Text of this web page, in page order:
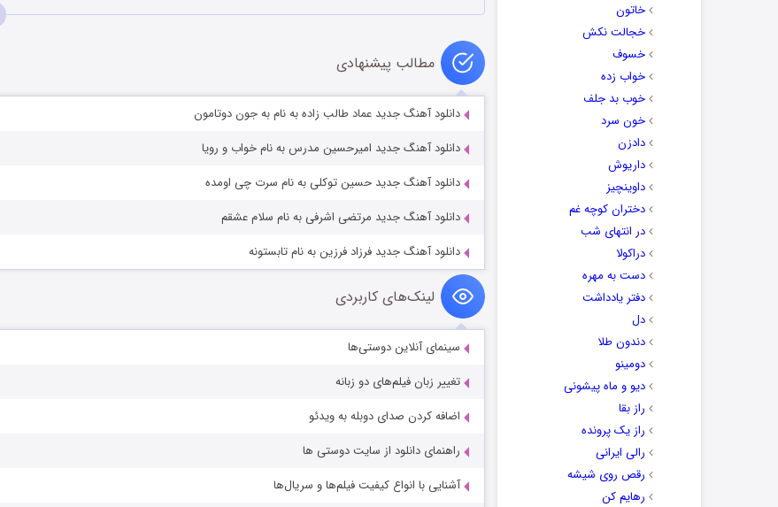
خاتون
خجالت نکش
خسوف
خواب زده
خوب بد جلف
خون سرد
دادزن
داریوش
داوینچیز
دختران کوچه غم
در انتهای شب
دراکولا
دست به مهره
دفتر یادداشت
دل
دندون طلا
دومینو
دیو و ماه پیشونی
راز بقا
راز یک پرونده
رالی ایرانی
رقص روی شیشه
رهایم کن
مطالب پیشنهادی
دانلود آهنگ جدید عماد طالب زاده به نام به جون دوتامون
دانلود آهنگ جدید امیرحسین مدرس به نام خواب و رویا
دانلود آهنگ جدید حسین توکلی به نام سرت چی اومده
دانلود آهنگ جدید مرتضی اشرفی به نام سلام عشقم
دانلود آهنگ جدید فرزاد فرزین به نام تابستونه
لینک‌های کاربردی
سینمای آنلاین دوستی‌ها
تغییر زبان فیلم‌های دو زبانه
اضافه کردن صدای دوبله به ویدئو
راهنمای دانلود از سایت دوستی ها
آشنایی با انواع کیفیت فیلم‌ها و سریال‌ها